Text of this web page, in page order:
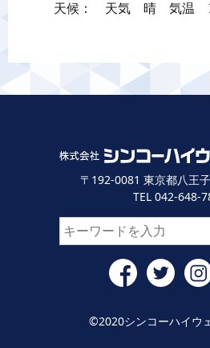
天候：　天気　晴　気温
〒192-0081 東京都八王
TEL 042-648-
©2020シンコーハイウ